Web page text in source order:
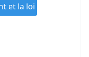
et la loi